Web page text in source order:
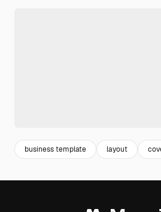
business template layout